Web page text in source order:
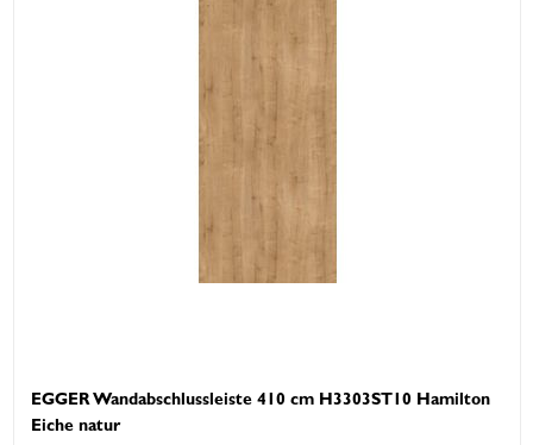
EGGER Wandabschlussleiste 410 cm H3303ST10 Hamilton
Eiche natur